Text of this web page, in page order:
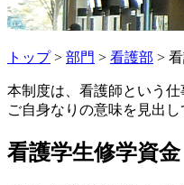
トップ> 部門 > 看護部 >
本制度は、看護師という仕
ご自身なりの意味を見出
看護学生修学資金